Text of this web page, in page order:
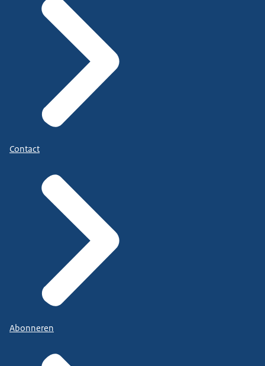
Contact
Abonneren